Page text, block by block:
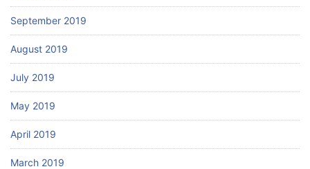
September 2019
August 2019
July 2019
May 2019
April 2019
March 2019